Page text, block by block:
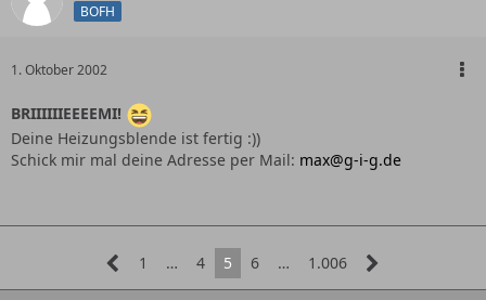
BOFH
1. Oktober 2002
BRIIIIIIEEEEMI!
Deine Heizungsblende ist fertig :))
Schick mir mal deine Adresse per Mail: max@g-i-g.de
1 … 4 5 6 … 1.006